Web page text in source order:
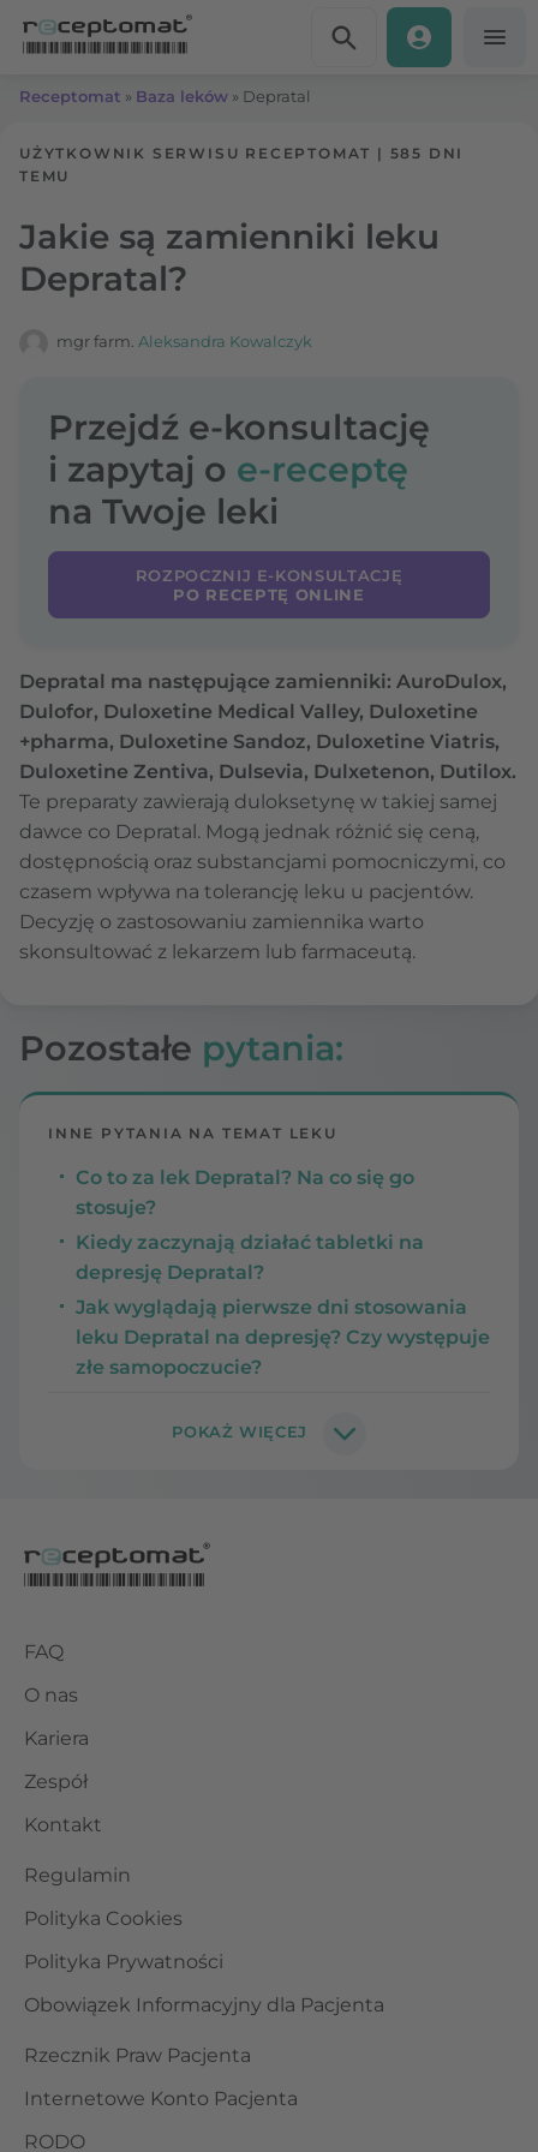
Receptomat » Baza leków » Depratal
UŻYTKOWNIK SERWISU RECEPTOMAT | 585 DNI
TEMU
Jakie są zamienniki leku
Depratal?
mgr farm. Aleksandra Kowalczyk
Przejdź e-konsultację
i zapytaj o e-receptę
na Twoje leki
ROZPOCZNIJ E-KONSULTACJĘ
PO RECEPTĘ ONLINE
Depratal ma następujące zamienniki: AuroDulox,
Dulofor, Duloxetine Medical Valley, Duloxetine
+pharma, Duloxetine Sandoz, Duloxetine Viatris,
Duloxetine Zentiva, Dulsevia, Dulxetenon, Dutilox.
Te preparaty zawierają duloksetynę w takiej samej
dawce co Depratal. Mogą jednak różnić się ceną,
dostępnością oraz substancjami pomocniczymi, co
czasem wpływa na tolerancję leku u pacjentów.
Decyzję o zastosowaniu zamiennika warto
skonsultować z lekarzem lub farmaceutą.
Pozostałe pytania:
INNE PYTANIA NA TEMAT LEKU
Co to za lek Depratal? Na co się go
stosuje?
Kiedy zaczynają działać tabletki na
depresję Depratal?
Jak wyglądają pierwsze dni stosowania
leku Depratal na depresję? Czy występuje
złe samopoczucie?
FAQ
O nas
Kariera
Zespół
Kontakt
Regulamin
Polityka Cookies
Polityka Prywatności
Obowiązek Informacyjny dla Pacjenta
Rzecznik Praw Pacjenta
Internetowe Konto Pacjenta
RODO